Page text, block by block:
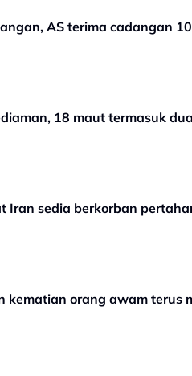
AS terima cadangan
18 maut termasuk
Iran sedia berkorban
kematian orang awam terus